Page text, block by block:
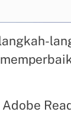
Adobe